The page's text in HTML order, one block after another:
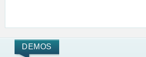
DEMOS